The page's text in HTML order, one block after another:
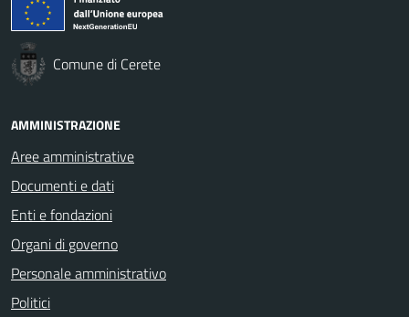
Comune di Cerete
AMMINISTRAZIONE
Aree amministrative
Documenti e dati
Enti e fondazioni
Organi di governo
Personale amministrativo
Politici